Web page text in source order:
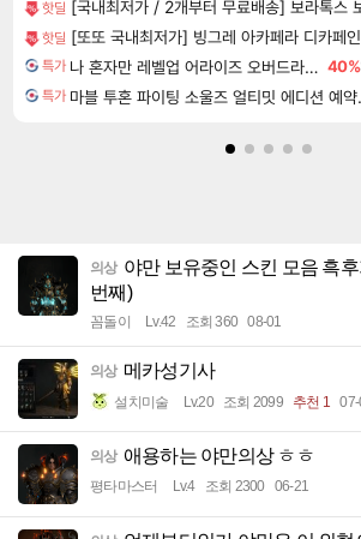
핫딜 [국내최저가 / 2개부터 무료배송] 보라톡스 보라효소101 곡물
핫딜 [또또 국내최저가] 빙그레 아카페라 디카페인 아
특가 나 혼자만 레벨업 어라이즈 오버드라이브 디럭스 에디션 Solo Leveling Arise Overdrive Deluxe Edition 40%
특가 마블 투혼 파이
의상 야만 보유중인 스킨 모음 흑후
번째)
꼼돌이 Lv.42 조회 360 08-01
의상 메카성기사
설치미술 Lv.20 조회 2099 추천 1
의상 애용하는 야만의상 ㅎㅎ
평타마스터 Lv.4 조회 2300 06-21